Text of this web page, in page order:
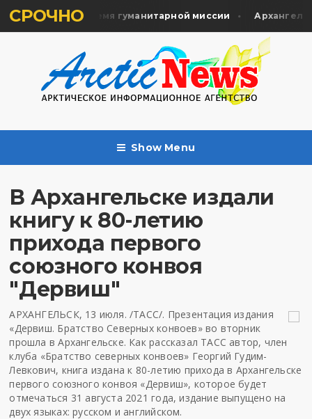
СРОЧНО
почтили во время гуманитарной миссии Архангельск
Show Menu
В Архангельске издали
книгу к 80-летию
прихода первого
союзного конвоя
"Дервиш"
АРХАНГЕЛЬСК, 13 июля. /ТАСС/. Презентация издания
«Дервиш. Братство Северных конвоев» во вторник
прошла в Архангельске. Как рассказал ТАСС автор, член
клуба «Братство северных конвоев» Георгий Гудим-
Левкович, книга издана к 80-летию прихода в Архангельске
первого союзного конвоя «Дервиш», которое будет
отмечаться 31 августа 2021 года, издание выпущено на
двух языках: русском и английском.